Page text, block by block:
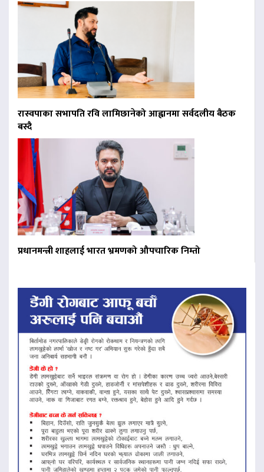
रास्वपाका सभापति रवि लामिछानेको आह्वानमा सर्वदलीय बैठक
बस्दै
प्रधानमन्त्री शाहलाई भारत भ्रमणको औपचारिक निम्तो